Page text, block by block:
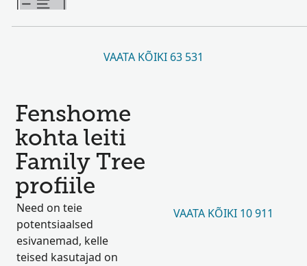
VAATA KÕIKI 63 531
Fenshome
kohta leiti
Family Tree
profiile
Need on teie
potentsiaalsed
esivanemad, kelle
teised kasutajad on
VAATA KÕIKI 10 911